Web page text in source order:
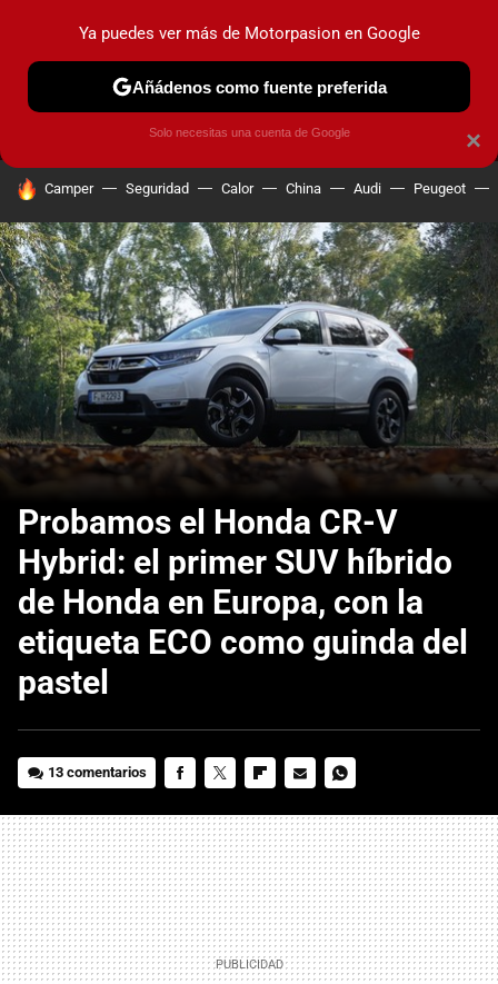
MENÚ NUEVO
COCHES ELÉCTRICOS OBSERVATORIO
HOY SE HABLA DE
Camper Seguridad Calor China Audi Peugeot
Probamos el Honda CR-V
Hybrid: el primer SUV híbrido
de Honda en Europa, con la
etiqueta ECO como guinda del
pastel
13 comentarios
MAIL
×
Ya puedes ver más de Motorpasion en Google
Añádenos como fuente preferida
Solo necesitas una cuenta de Google